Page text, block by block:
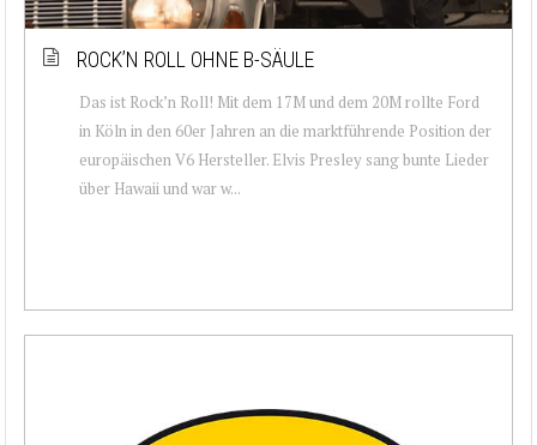
ROCK’N ROLL OHNE B-SÄULE
Das ist Rock’n Roll! Mit dem 17M und dem 20M rollte Ford
in Köln in den 60er Jahren an die marktführende Position der
europäischen V6 Hersteller. Elvis Presley sang bunte Lieder
über Hawaii und war w...